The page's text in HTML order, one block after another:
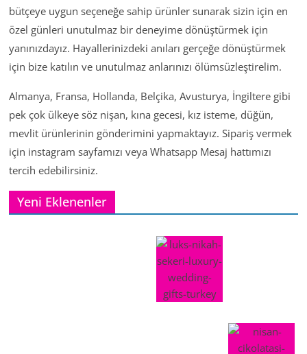
bütçeye uygun seçeneğe sahip ürünler sunarak sizin için en
özel günleri unutulmaz bir deneyime dönüştürmek için
yanınızdayız. Hayallerinizdeki anıları gerçeğe dönüştürmek
için bize katılın ve unutulmaz anlarınızı ölümsüzleştirelim.
Almanya, Fransa, Hollanda, Belçika, Avusturya, İngiltere gibi
pek çok ülkeye söz nişan, kına gecesi, kız isteme, düğün,
mevlit ürünlerinin gönderimini yapmaktayız. Sipariş vermek
için instagram sayfamızı veya Whatsapp Mesaj hattımızı
tercih edebilirsiniz.
Yeni Eklenenler